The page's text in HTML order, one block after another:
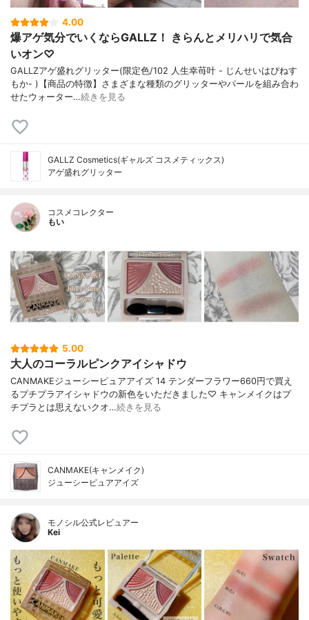
4.00
爆アゲ気分でいくならGALLZ！ きらんとメリハリで気合
いオン♡
GALLZアゲ盛れグリッター(限定色/102 人生幸苺叶 - じんせいはぴねす
もか- )【商品の特徴】さまざまな種類のグリッターやパールを組み合わ
せたウォーター…続きを見る
GALLZ Cosmetics(ギャルズ コスメティックス)
アゲ盛れグリッター
コスメコレクター
もい
5.00
大人のコーラルピンクアイシャドウ
CANMAKEジューシーピュアアイズ 14 テンダーフラワー660円で買え
るプチプラアイシャドウの新色をいただきました♡ キャンメイクはプ
チプラとは思えないクオ…続きを見る
CANMAKE(キャンメイク)
ジューシーピュアアイズ
モノシル公式レビュアー
Kei